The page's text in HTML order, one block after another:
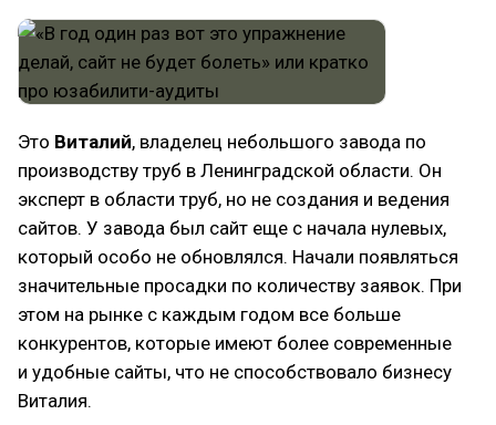
Это Виталий, владелец небольшого завода по
производству труб в Ленинградской области. Он
эксперт в области труб, но не создания и ведения
сайтов. У завода был сайт еще с начала нулевых,
который особо не обновлялся. Начали появляться
значительные просадки по количеству заявок. При
этом на рынке с каждым годом все больше
конкурентов, которые имеют более современные
и удобные сайты, что не способствовало бизнесу
Виталия.